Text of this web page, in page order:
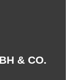
& CO.